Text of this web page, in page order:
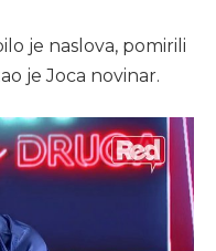
je naslova, pomirili
je Joca novinar.